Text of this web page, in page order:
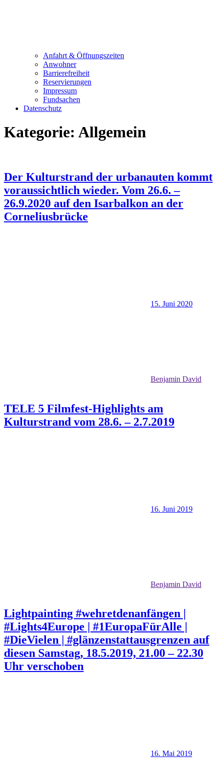
Anfahrt & Öffnungszeiten
Anwohner
Barrierefreiheit
Reservierungen
Impressum
Fundsachen
Datenschutz
Kategorie: Allgemein
Der Kulturstrand der urbanauten kommt
voraussichtlich wieder. Vom 26.6. –
26.9.2020 auf den Isarbalkon an der
Corneliusbrücke
15. Juni 2020
Benjamin David
TELE 5 Filmfest-Highlights am
Kulturstrand vom 28.6. – 2.7.2019
16. Juni 2019
Benjamin David
Lightpainting #wehretdenanfängen |
#Lights4Europe | #1EuropaFürAlle |
#DieVielen | #glänzenstattausgrenzen auf
diesen Samstag, 18.5.2019, 21.00 – 22.30
Uhr verschoben
16. Mai 2019